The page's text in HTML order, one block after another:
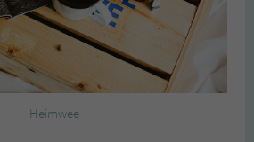
Heimwee